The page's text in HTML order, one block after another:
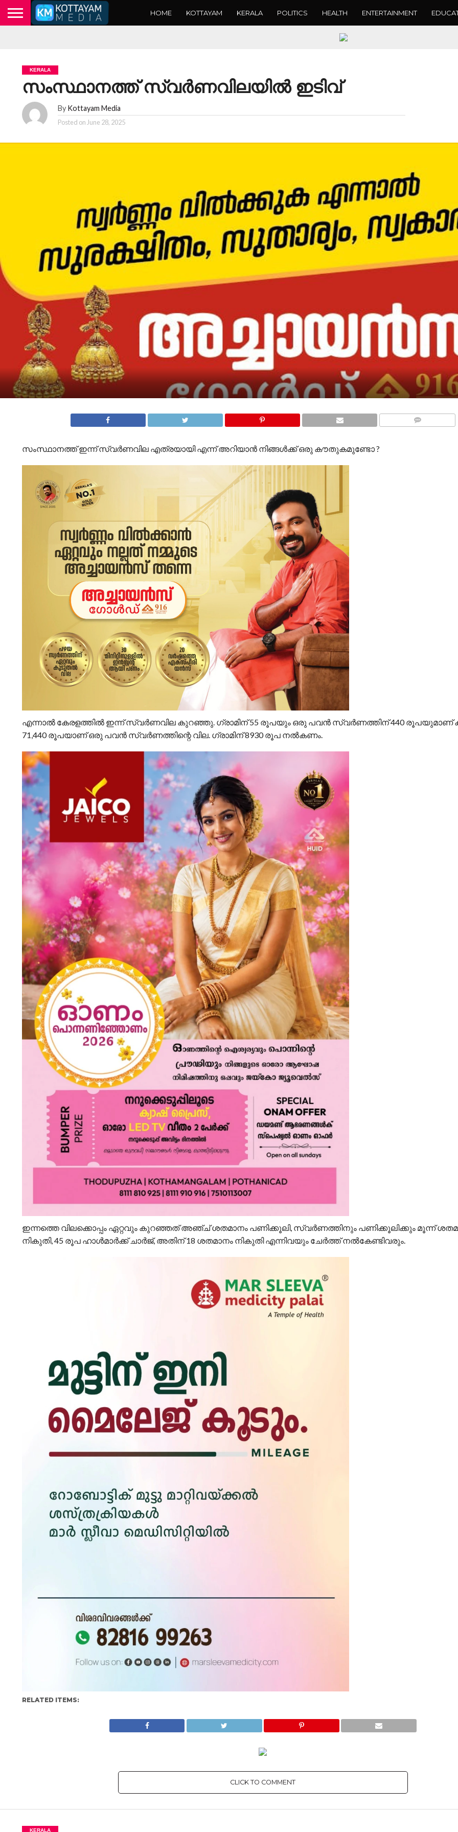
HOME KOTTAYAM KERALA POLITICS HEALTH ENTERTAINMENT
KERALA
സംസ്ഥാനത്ത് സ്വർണവിലയിൽ ഇടിവ്
By Kottayam Media
Posted on June 28, 2025
സംസ്ഥാനത്ത് ഇന്ന് സ്വര്‍ണവില എത്രയായി എന്ന് അറിയാന്‍ നിങ്ങള്‍ക്ക് ഒരു കൗതുകമുണ്ടോ ?
എന്നാല്‍ കേരളത്തില്‍ ഇന്ന് സ്വര്‍ണവില കുറഞ്ഞു. ഗ്രാമിന് 55 രൂപയും ഒരു പവന്‍ സ്വര്‍ണത്തിന് 440
71,440 രൂപയാണ് ഒരു പവന്‍ സ്വര്‍ണത്തിന്റെ വില. ഗ്രാമിന് 8930 രൂപ നല്‍കണം.
ഇന്നത്തെ വിലക്കൊപ്പം ഏറ്റവും കുറഞ്ഞത് അഞ്ച് ശതമാനം പണിക്കൂലി, സ്വര്‍ണത്തിനും പണിക്കൂലിക്കും മൂന്ന്
നികുതി, 45 രൂപ ഹാള്‍മാര്‍ക്ക് ചാര്‍ജ്, അതിന് 18 ശതമാനം നികുതി എന്നിവയും ചേര്‍ത്ത് നല്‍കേണ്ടിവരും.
RELATED ITEMS:
CLICK TO COMMENT
KERALA